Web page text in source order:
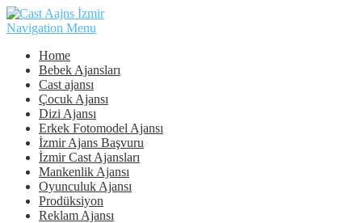
Navigation Menu
Home
Bebek Ajansları
Cast ajansı
Çocuk Ajansı
Dizi Ajansı
Erkek Fotomodel Ajansı
İzmir Ajans Başvuru
İzmir Cast Ajansları
Mankenlik Ajansı
Oyunculuk Ajansı
Prodüksiyon
Reklam Ajansı